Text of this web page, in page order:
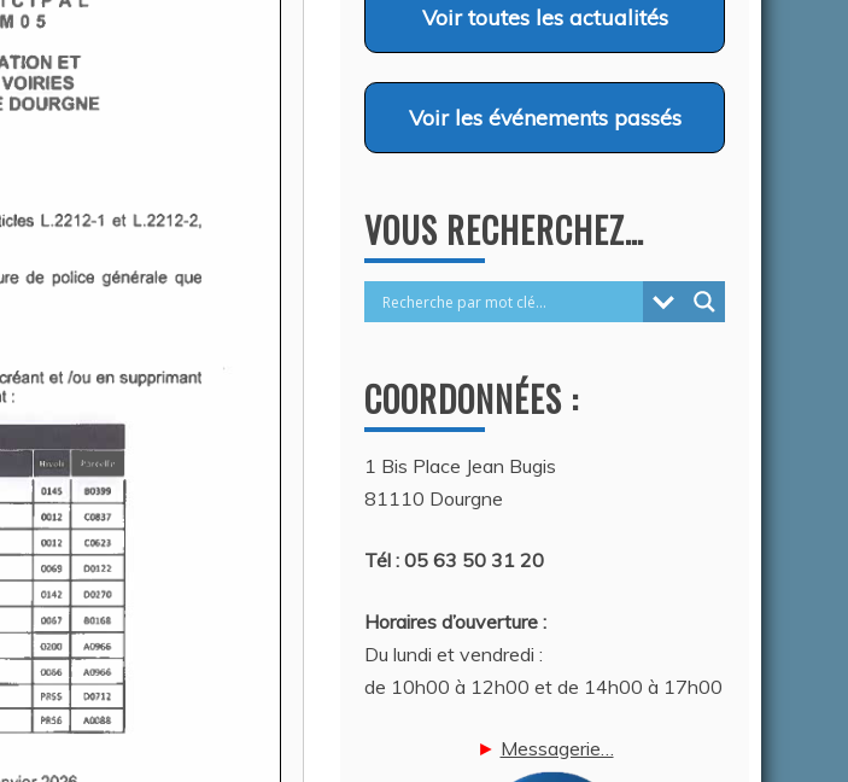
POTABLE
COMPORTEMENT CANINS…
Auteur Christel DAUZAT/ 6 août 2026
Voirtoutes les actualités
Voir les événements passés
VOUS RECHERCHEZ…
COORDONNÉES :
1 Bis Place Jean Bugis
81110 Dourgne
Tél : 05 63 50 31 20
Horaires d’ouverture :
Du lundi et vendredi :
de 10h00 à 12h00 et de 14h00 à 17h00
► Messagerie…